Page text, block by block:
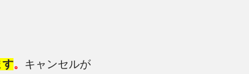
す。 キャンセルが